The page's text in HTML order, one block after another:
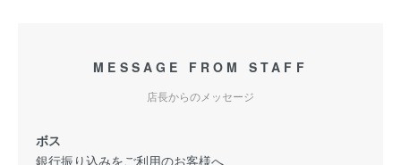
MESSAGE FROM STAFF
店長からのメッセージ
ボス
銀行振り込みをご利用のお客様へ